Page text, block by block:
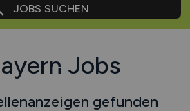
JOBS SUCHEN
Jobs
gefunden